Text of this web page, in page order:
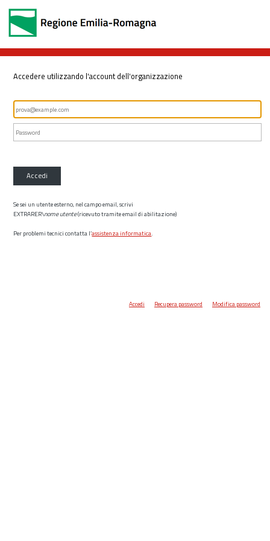
Accedere utilizzando l'account dell'organizzazione
Accedi
Se sei un utente esterno, nel campo email, scrivi
EXTRARER\nome utente(ricevuto tramite email di abilitazione)
Per problemi tecnici contatta l’assistenza informatica.
Accedi Recupera password Modifica password